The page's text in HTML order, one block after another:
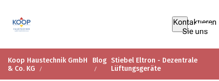
Kontaktieren
Sie uns
Koop Haustechnik GmbH
& Co. KG
Blog Stiebel Eltron - Dezentrale
Lüftungsgeräte